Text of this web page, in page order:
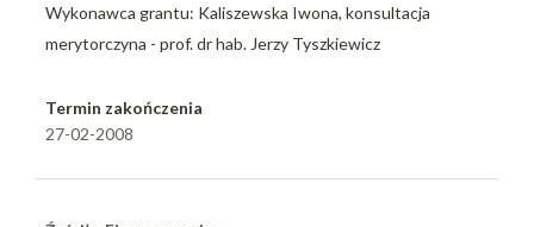
Wykonawca grantu: Kaliszewska Iwona, konsultacja
merytorczyna - prof. dr hab. Jerzy Tyszkiewicz
Termin zakończenia
27-02-2008